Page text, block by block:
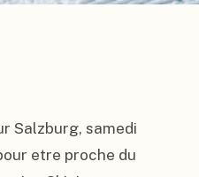
Salzburg, samedi
etre proche du